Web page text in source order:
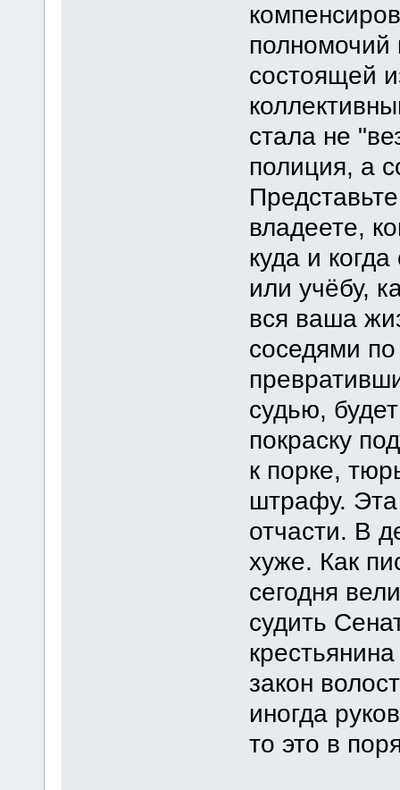
полномочий
состоящей
стала не
полиция, а
владеете,
куда и
или учёбу,
вся ваша
соседями
судью,
покраску
к порке,
штрафу. Эта
отчасти. В
хуже. Как
сегодня
судить
закон
иногда
то это в